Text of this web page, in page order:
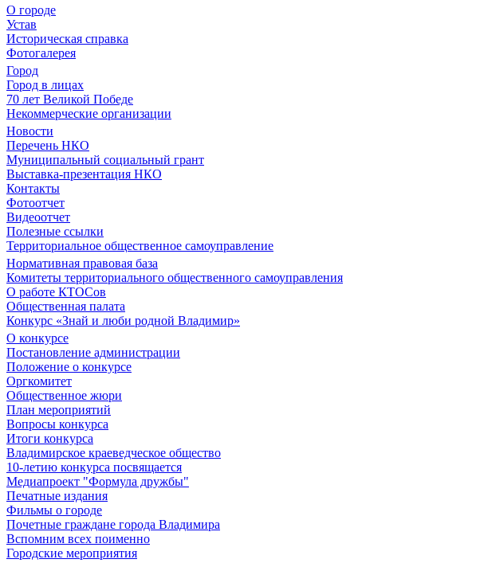
О городе
Устав
Историческая справка
Фотогалерея
Город
Город в лицах
70 лет Великой Победе
Некоммерческие организации
Новости
Перечень НКО
Муниципальный социальный грант
Выставка-презентация НКО
Контакты
Фотоотчет
Видеоотчет
Полезные ссылки
Территориальное общественное самоуправление
Нормативная правовая база
Комитеты территориального общественного самоуправления
О работе КТОСов
Общественная палата
Конкурс «Знай и люби родной Владимир»
О конкурсе
Постановление администрации
Положение о конкурсе
Оргкомитет
Общественное жюри
План мероприятий
Вопросы конкурса
Итоги конкурса
Владимирское краеведческое общество
10-летию конкурса посвящается
Медиапроект "Формула дружбы"
Печатные издания
Фильмы о городе
Почетные граждане города Владимира
Вспомним всех поименно
Городские мероприятия